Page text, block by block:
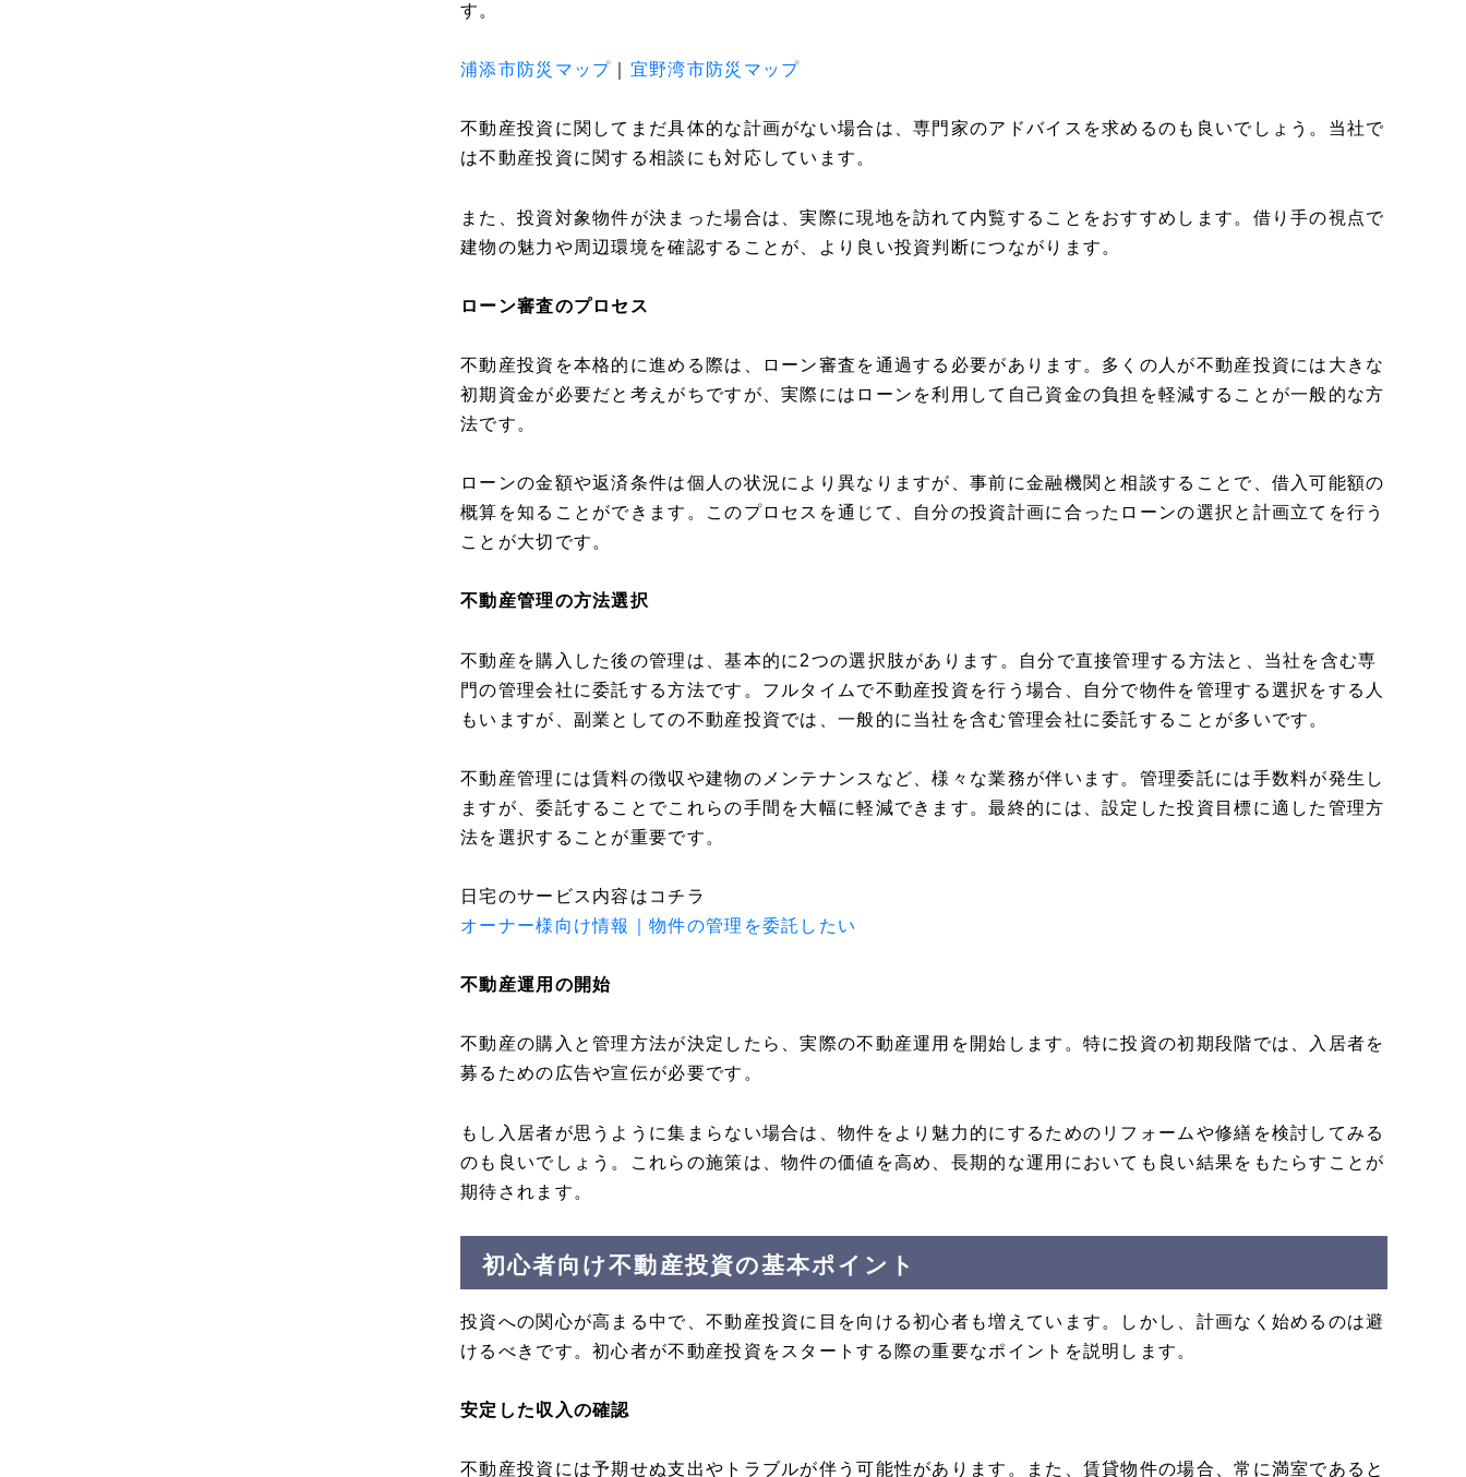
す。
浦添市防災マップ 宜野湾市防災マップ
不動産投資に関してまだ具体的な計画がない場合は、専門家のアドバイスを求めるのも良いでしょう。当社で
は不動産投資に関する相談にも対応しています。
また、投資対象物件が決まった場合は、実際に現地を訪れて内覧することをおすすめします。借り手の視点で
建物の魅力や周辺環境を確認することが、より良い投資判断につながります。
ローン審査のプロセス
不動産投資を本格的に進める際は、ローン審査を通過する必要があります。多くの人が不動産投資には大きな
初期資金が必要だと考えがちですが、実際にはローンを利用して自己資金の負担を軽減することが一般的な方
法です。
ローンの金額や返済条件は個人の状況により異なりますが、事前に金融機関と相談することで、借入可能額の
概算を知ることができます。このプロセスを通じて、自分の投資計画に合ったローンの選択と計画立てを行う
ことが大切です。
不動産管理の方法選択
不動産を購入した後の管理は、基本的に2つの選択肢があります。自分で直接管理する方法と、当社を含む専
門の管理会社に委託する方法です。フルタイムで不動産投資を行う場合、自分で物件を管理する選択をする人
もいますが、副業としての不動産投資では、一般的に当社を含む管理会社に委託することが多いです。
不動産管理には賃料の徴収や建物のメンテナンスなど、様々な業務が伴います。管理委託には手数料が発生し
ますが、委託することでこれらの手間を大幅に軽減できます。最終的には、設定した投資目標に適した管理方
法を選択することが重要です。
日宅のサービス内容はコチラ
オーナー様向け情報｜物件の管理を委託したい
不動産運用の開始
不動産の購入と管理方法が決定したら、実際の不動産運用を開始します。特に投資の初期段階では、入居者を
募るための広告や宣伝が必要です。
もし入居者が思うように集まらない場合は、物件をより魅力的にするためのリフォームや修繕を検討してみる
のも良いでしょう。これらの施策は、物件の価値を高め、長期的な運用においても良い結果をもたらすことが
期待されます。
初心者向け不動産投資の基本ポイント
投資への関心が高まる中で、不動産投資に目を向ける初心者も増えています。しかし、計画なく始めるのは避
けるべきです。初心者が不動産投資をスタートする際の重要なポイントを説明します。
安定した収入の確認
不動産投資には予期せぬ支出やトラブルが伴う可能性があります。また、賃貸物件の場合、常に満室であると